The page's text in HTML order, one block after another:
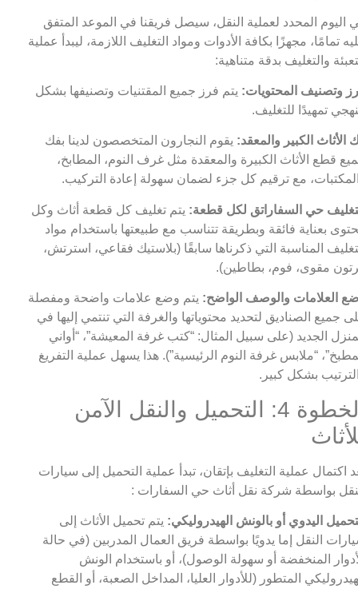
اليوم المحدد لعملية النقل، سيصل فريقنا في الموعد المتفق
تمامًا، مجهزًا بكافة الأدوات ومواد التغليف اللازمة، ليبدأ عملية
والتغليف بدقة متناهية:
وتصنيف المحتويات: يتم فرز جميع المقتنيات وتصنيفها بشكل
تمهيدًا للتغليف.
الأثاث الكبير والمعقد: يقوم النجارون المتخصصون لدينا بفك
قطع الأثاث الكبيرة والمعقدة مثل غرف النوم، المطابخ،
مع ترقيم كل جزء لضمان سهولة إعادة التركيب.
حي السفاراتق لكل قطعة: يتم تغليف كل قطعة أثاث وكل
بعناية فائقة وبطريقة تتناسب مع طبيعتها باستخدام مواد
المناسبة التي ذكرناها سابقًا (بلاستيك فقاعي، استرتش،
مقوى، فوم، بطاطين).
العلامات والوصف الواضح: يتم وضع علامات واضحة ومفصلة
جميع الصناديق لتحديد محتوياتها والغرفة التي تنتمي إليها في
الجديد (على سبيل المثال: “كتب غرفة المعيشة”، “أواني
“ملابس غرفة النوم الرئيسية”). هذا يسهل عملية التفريغ
بشكل كبير.
الخطوة 4: التحميل والنقل الآمن
اكتمال عملية التغليف بإتقان، تبدأ عملية التحميل إلى سيارات
بواسطة شركة نقل أثاث حي السفارات :
اليدوي أو بالونش الهيدروليكي: يتم تحميل الأثاث إلى
النقل إما يدويًا بواسطة فريق العمال المدربين (في حالة
المنخفضة أو سهولة الوصول)، أو باستخدام الونش
المتطور (للأدوار العليا، المداخل الصعبة، أو القطع